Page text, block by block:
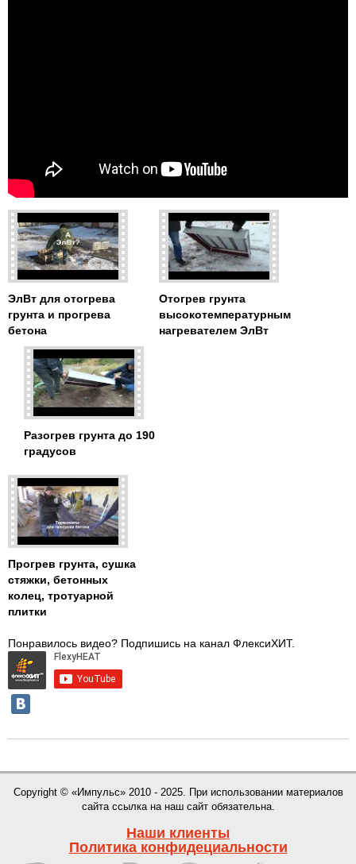
ЭлВт для отогрева
грунта и прогрева
бетона
Отогрев грунта
высокотемпературным
нагревателем ЭлВт
Разогрев грунта до 190
градусов
Прогрев грунта, сушка
стяжки, бетонных
колец, тротуарной
плитки
Понравилось видео? Подпишись на канал ФлексиХИТ.
Copyright © «Импульс» 2010 - 2025. При использовании материалов
сайта ссылка на наш сайт обязательна.
Наши клиенты
Политика конфидециальности